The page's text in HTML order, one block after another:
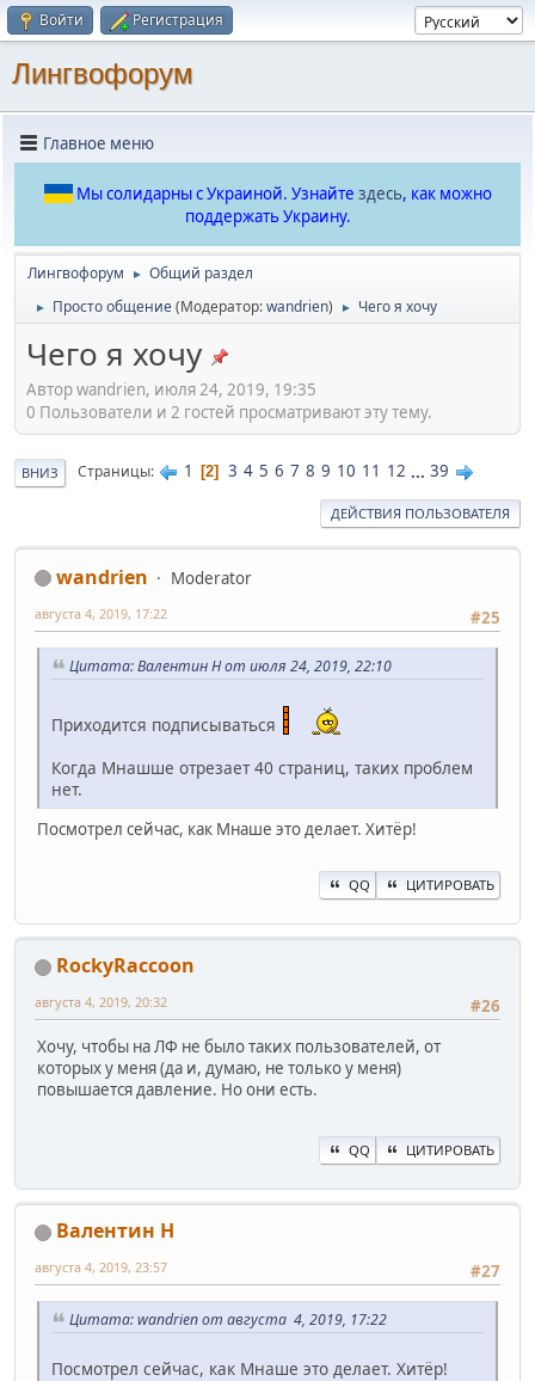
Войти Регистрация
Лингвофорум
Главное меню
Мы солидарны с Украиной. Узнайте здесь, как можно
поддержать Украину.
Лингвофорум ► Общий раздел
► Просто общение(Модератор:wandrien) ► Чего я хочу
Чего я хочу
Автор wandrien, июля 24, 2019, 19:35
0 Пользователи и 2 гостей просматривают эту тему.
ВНИЗ Страницы 1 2 3 4 5 6 7 8 9 10 11 12 ... 39
ДЕЙСТВИЯ ПОЛЬЗОВАТЕЛЯ
wandrien
Moderator
#25
августа 4, 2019, 17:22
Цитата: Валентин Н от июля 24, 2019, 22:10
Приходится подписываться
Когда Мнашше отрезает 40 страниц, таких проблем
нет.
Посмотрел сейчас, как Мнаше это делает. Хитёр!
QQ ЦИТИРОВАТЬ
RockyRaccoon
#26
августа 4, 2019, 20:32
Хочу, чтобы на ЛФ не было таких пользователей, от
которых у меня (да и, думаю, не только у меня)
повышается давление. Но они есть.
QQ ЦИТИРОВАТЬ
Валентин Н
#27
августа 4, 2019, 23:57
Цитата: wandrien от августа 4, 2019, 17:22
Посмотрел сейчас, как Мнаше это делает. Хитёр!